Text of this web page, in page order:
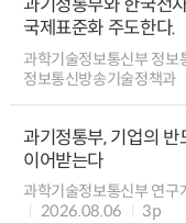
과기정통부와 한국전
국제표준화 주도한다.
과학기술정보통신부 정보
정보통신방송기술정책과
과기정통부, 기업의
이어받는다
과학기술정보통신부 연구
2026.08.06
3p